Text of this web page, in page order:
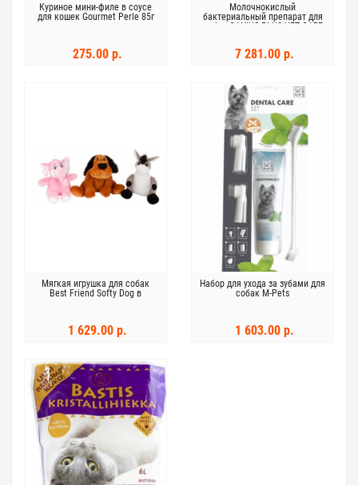
Куриное мини-филе в соусе
для кошек Gourmet Perle 85г
275.00 р.
Молочнокислый
бактериальный препарат для
собак CANIUS PLUS VET CARE
7 281.00 р.
Мягкая игрушка для собак
Best Friend Softy Dog в
1 629.00 р.
Набор для ухода за зубами для
собак M-Pets
1 603.00 р.